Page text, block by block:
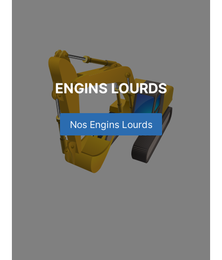
ENGINS LOURDS
Nos Engins Lourds